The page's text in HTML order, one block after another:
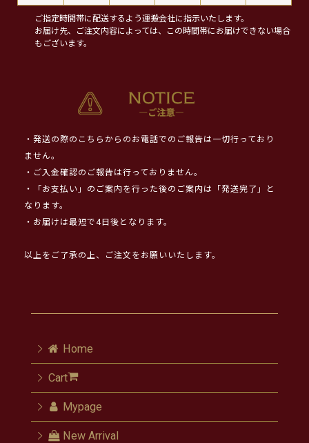
ご指定時間帯に配送するよう運搬会社に指示いたします。
お届け先、ご注文内容によっては、この時間帯にお届けできない場合
もございます。
・発送の際のこちらからのお電話でのご報告は一切行っており
ません。
・ご入金確認のご報告は行っておりません。
・「お支払い」のご案内を行った後のご案内は「発送完了」と
なります。
・お届けは最短で4日後となります。
以上をご了承の上、ご注文をお願いいたします。
Home
Cart
Mypage
New Arrival